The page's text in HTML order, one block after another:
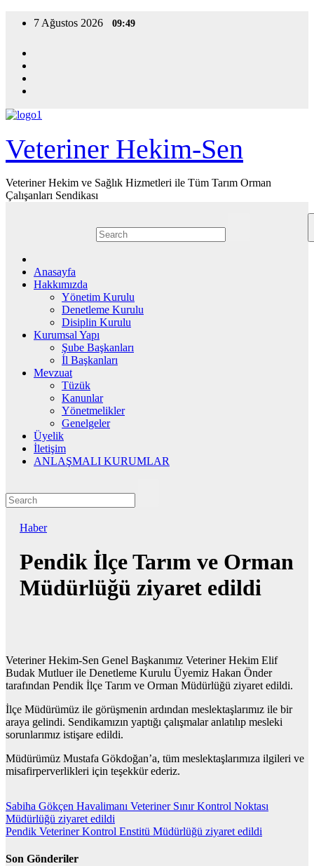
7 Ağustos 2026 09:49
Veteriner Hekim-Sen
Veteriner Hekim ve Sağlık Hizmetleri ile Tüm Tarım Orman
Çalışanları Sendikası
Anasayfa
Hakkımızda
Yönetim Kurulu
Denetleme Kurulu
Disiplin Kurulu
Kurumsal Yapı
Şube Başkanları
İl Başkanları
Mevzuat
Tüzük
Kanunlar
Yönetmelikler
Genelgeler
Üyelik
İletişim
ANLAŞMALI KURUMLAR
Haber
Pendik İlçe Tarım ve Orman
Müdürlüğü ziyaret edildi
Veteriner Hekim-Sen Genel Başkanımız Veteriner Hekim Elif
Budak Mutluer ile Denetleme Kurulu Üyemiz Hakan Önder
tarafından Pendik İlçe Tarım ve Orman Müdürlüğü ziyaret edildi.
İlçe Müdürümüz ile görüşmenin ardından meslektaşlarımız ile bir
araya gelindi. Sendikamızın yaptığı çalışmalar anlatılıp mesleki
sorunlarımız istişare edildi.
Müdürümüz Mustafa Gökdoğan’a, tüm meslektaşlarımıza ilgileri ve
misafirperverlikleri için teşekkür ederiz.
Yazı
gezinmesi
Sabiha Gökçen Havalimanı Veteriner Sınır Kontrol Noktası
Müdürlüğü ziyaret edildi
Pendik Veteriner Kontrol Enstitü Müdürlüğü ziyaret edildi
Son Gönderiler